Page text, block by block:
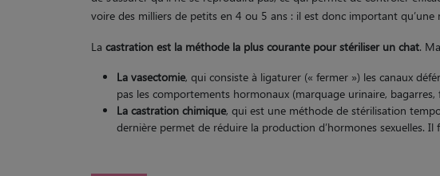
voire des milliers de petits en 4 ou 5 ans : il est donc important
La castration est la méthode la plus courante pour stériliser un chat.
La vasectomie, qui consiste à ligaturer (« fermer ») les canaux
pas les comportements hormonaux (marquage urinaire,
La castration chimique, qui est une méthode de stérilisation
dernière permet de réduire la production d’hormones sexuelles.